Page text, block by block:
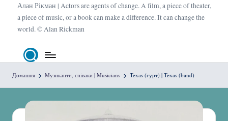
Алан Рікман | Actors are agents of change. A film, a piece of theater,
a piece of music, or a book can make a difference. It can change the
world. © Alan Rickman
Домашня Музиканти, співаки | Musicians Texas (гурт) | Texas (band)